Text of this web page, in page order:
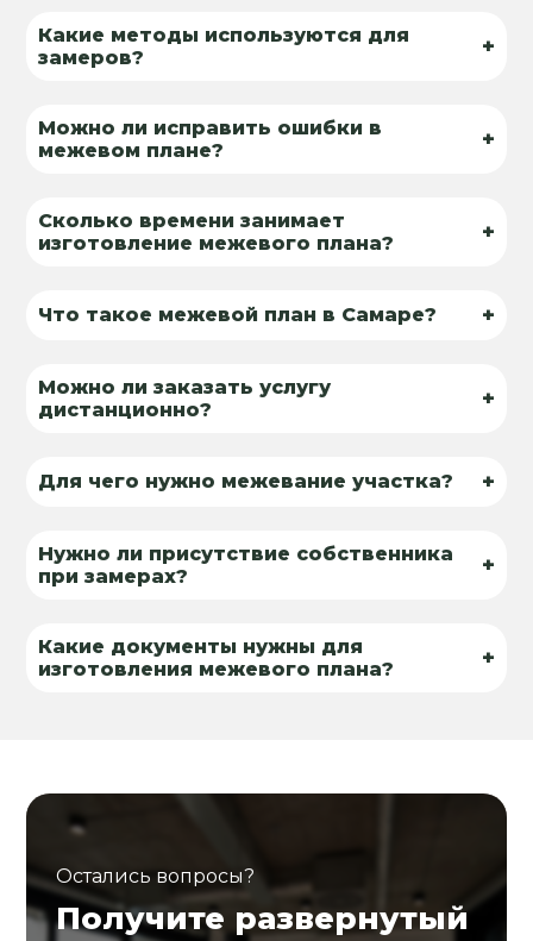
Какие методы используются для
замеров?
+
Можно ли исправить ошибки в
межевом плане?
+
Сколько времени занимает
изготовление межевого плана?
+
Что такое межевой план в Самаре? +
Можно ли заказать услугу
дистанционно?
+
Для чего нужно межевание участка? +
Нужно ли присутствие собственника
при замерах?
+
Какие документы нужны для
изготовления межевого плана?
+
Остались вопросы?
Получите развернутый